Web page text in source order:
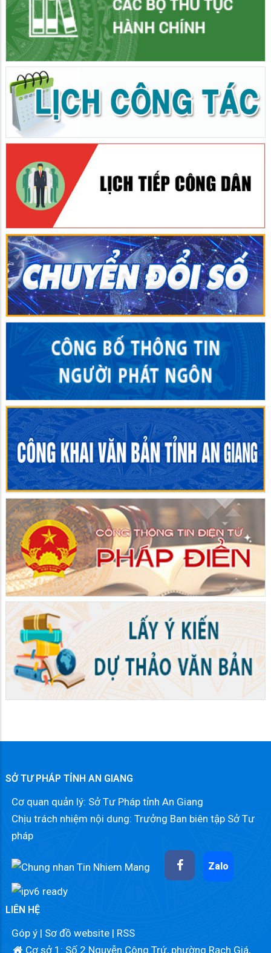
SỞ TƯ PHÁP TỈNH AN GIANG
Cơ quan quản lý: Sở Tư Pháp tỉnh An Giang
Chịu trách nhiệm nội dung: Trưởng Ban biên tập Sở Tư
pháp
Zalo
LIÊN HỆ
Góp ý | Sơ đồ website | RSS
Cơ sở 1: Số 2 Nguyễn Công Trứ, phường Rạch Giá,